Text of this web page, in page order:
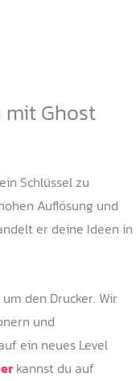
mit Ghost
Schlüssel zu
Auflösung und
er deine Ideen in
den Drucker. Wir
und
ein neues Level
kannst du auf